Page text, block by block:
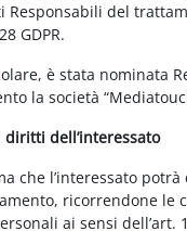
Responsabili del
GDPR.
è stata nominata
la società
diritti dell’interessato
che l’interessato
ricorrendone le
ai sensi dell’art.